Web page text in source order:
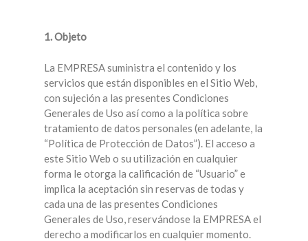
1. Objeto
La EMPRESA suministra el contenido y los
servicios que están disponibles en el Sitio Web,
con sujeción a las presentes Condiciones
Generales de Uso así como a la política sobre
tratamiento de datos personales (en adelante, la
“Política de Protección de Datos”). El acceso a
este Sitio Web o su utilización en cualquier
forma le otorga la calificación de “Usuario” e
implica la aceptación sin reservas de todas y
cada una de las presentes Condiciones
Generales de Uso, reservándose la EMPRESA el
derecho a modificarlos en cualquier momento.